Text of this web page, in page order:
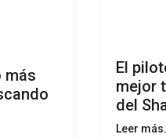
más
El
mejor
del
Leer